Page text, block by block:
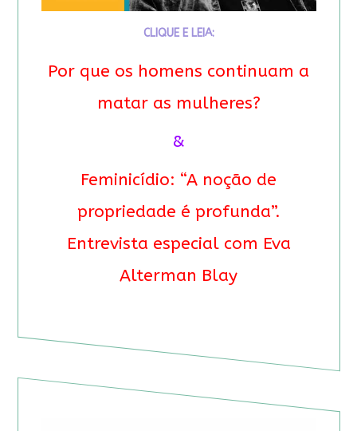
CLIQUE E LEIA:
Por que os homens continuam a
matar as mulheres?
&
Feminicídio: “A noção de
propriedade é profunda”.
Entrevista especial com Eva
Alterman Blay